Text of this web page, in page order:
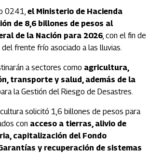
0241, el Ministerio de Hacienda
de 8,6 billones de pesos al
de la Nación para 2026, con el fin de
frente frío asociado a las lluvias.
a sectores como agricultura,
transporte y salud, además de la
la Gestión del Riesgo de Desastres.
solicitó 1,6 billones de pesos para
con acceso a tierras, alivio de
capitalización del Fondo
y recuperación de sistemas